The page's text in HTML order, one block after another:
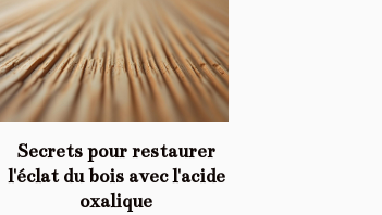
Secrets pour restaurer
l'éclat du bois avec l'acide
oxalique